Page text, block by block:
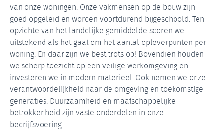
van onze woningen. Onze vakmensen op de bouw zijn
goed opgeleid en worden voortdurend bijgeschoold. Ten
opzichte van het landelijke gemiddelde scoren we
uitstekend als het gaat om het aantal opleverpunten per
woning. En daar zijn we best trots op! Bovendien houden
we scherp toezicht op een veilige werkomgeving en
investeren we in modern materieel. Ook nemen we onze
verantwoordelijkheid naar de omgeving en toekomstige
generaties. Duurzaamheid en maatschappelijke
betrokkenheid zijn vaste onderdelen in onze
bedrijfsvoering.